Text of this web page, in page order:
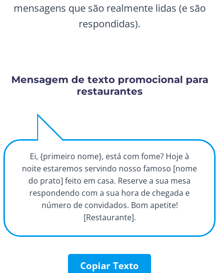
mensagens que são realmente lidas (e são
respondidas).
Mensagem de texto promocional para
restaurantes
Ei, {primeiro nome}, está com fome? Hoje à
noite estaremos servindo nosso famoso [nome
do prato] feito em casa. Reserve a sua mesa
respondendo com a sua hora de chegada e
número de convidados. Bom apetite!
[Restaurante].
Copiar Texto